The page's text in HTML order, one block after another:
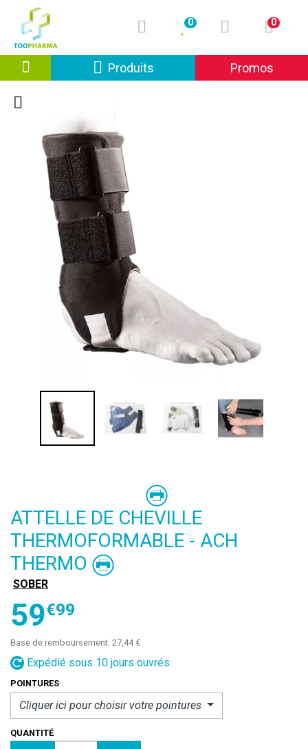
0 0
ProduitsAfficher la navigation
Promos
ATTELLE DE CHEVILLE
THERMOFORMABLE - ACH
THERMO
SOBER
59€99
Base de remboursement: 27,44 €
Expédié sous 10 jours ouvrés
POINTURES
Cliquer ici pour choisir votre pointures
QUANTITÉ